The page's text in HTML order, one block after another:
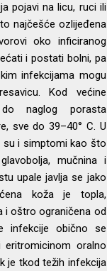
pojavi na licu, ruci ili
najčešće ozlijeđena
oko inficiranog
i postati bolni, pa
infekcijama mogu
Kod većine
naglog porasta
sve do 39–40° C. U
su i simptomi kao što
mučnina i
upale javlja se jako
koža je topla,
i oštro ograničena od
infekcije obično se
eritromicinom oralno
je tkod težih infekcija